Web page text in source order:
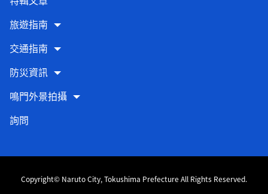
旅遊指南
交通指南
防災資訊
鳴門外景拍攝
詢問
Copyright© Naruto City, Tokushima Prefecture All Rights Reserved.